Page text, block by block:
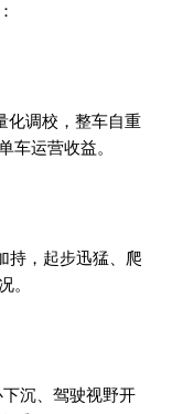
化调校，整车自重
车运营收益。
持，起步迅猛、爬
。
沉、驾驶视野开